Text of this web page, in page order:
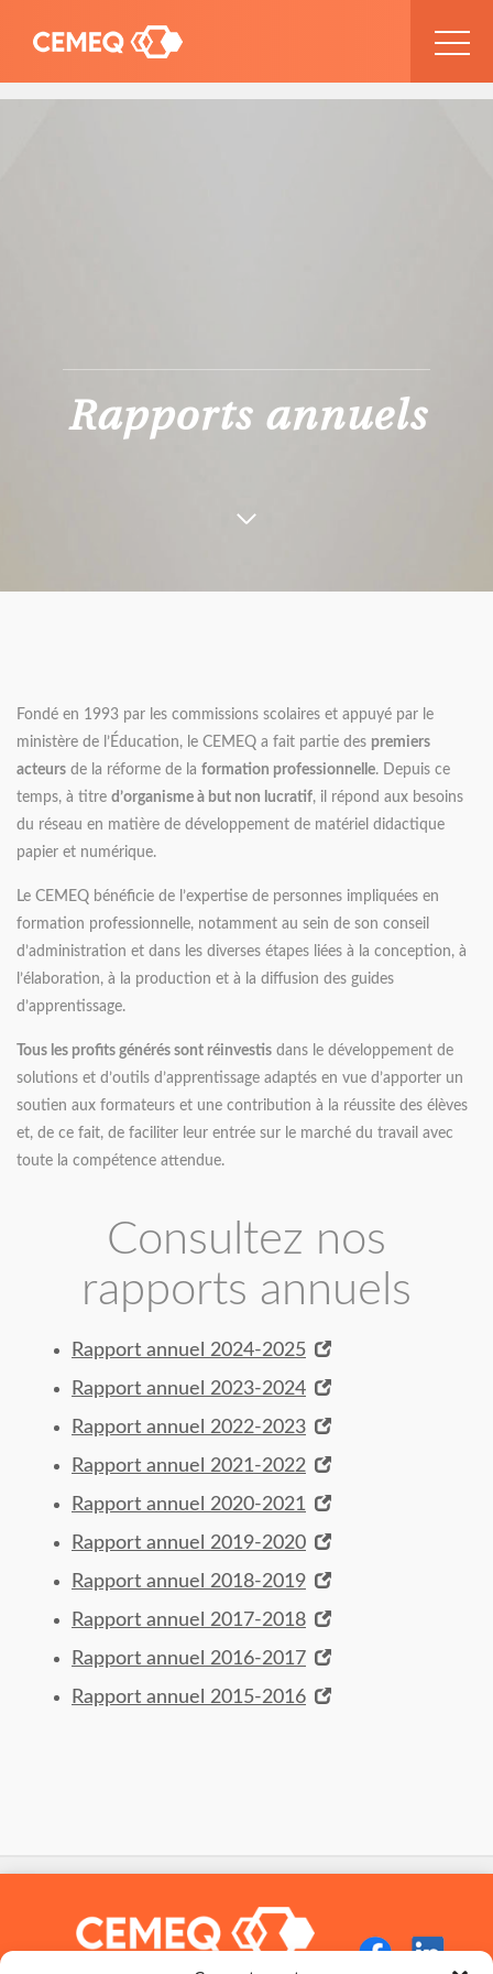
Rapports annuels
Fondé en 1993 par les commissions scolaires et appuyé par le
ministère de l’Éducation, le CEMEQ a fait partie des premiers
acteurs de la réforme de la formation professionnelle. Depuis ce
temps, à titre d’organisme à but non lucratif, il répond aux besoins
du réseau en matière de développement de matériel didactique
papier et numérique.
Le CEMEQ bénéficie de l’expertise de personnes impliquées en
formation professionnelle, notamment au sein de son conseil
d’administration et dans les diverses étapes liées à la conception, à
l’élaboration, à la production et à la diffusion des guides
d’apprentissage.
Tous les profits générés sont réinvestis dans le développement de
solutions et d’outils d’apprentissage adaptés en vue d’apporter un
soutien aux formateurs et une contribution à la réussite des élèves
et, de ce fait, de faciliter leur entrée sur le marché du travail avec
toute la compétence attendue.
Consultez nos
rapports annuels
Rapport annuel 2024-2025
Rapport annuel 2023-2024
Rapport annuel 2022-2023
Rapport annuel 2021-2022
Rapport annuel 2020-2021
Rapport annuel 2019-2020
Rapport annuel 2018-2019
Rapport annuel 2017-2018
Rapport annuel 2016-2017
Rapport annuel 2015-2016